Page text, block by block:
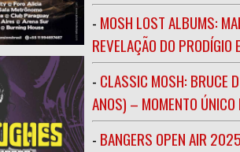
- MOSH LOST ALBUMS:
REVELAÇÃO DO
- CLASSIC MOSH: BRUCE
ANOS) – MOMENTO ÚNICO
- BANGERS OPEN AIR